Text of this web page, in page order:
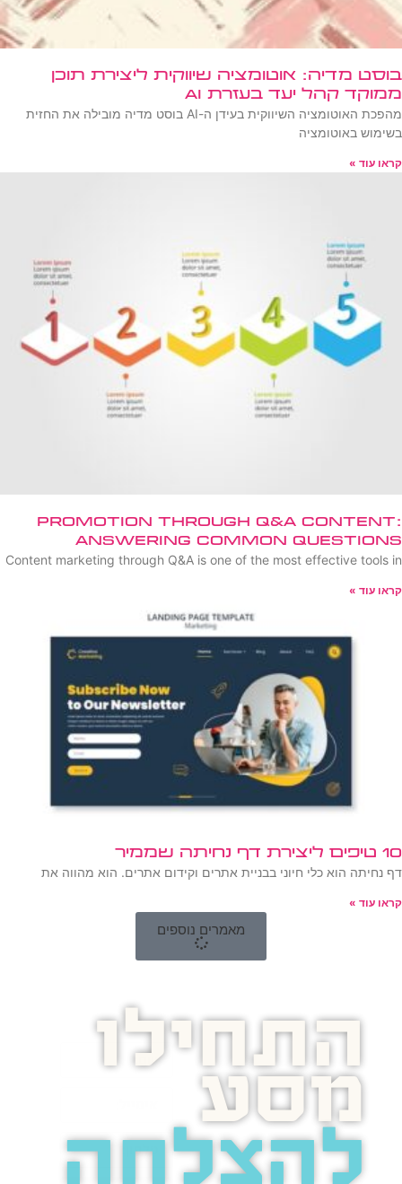
בוסט מדיה: אוטומציה שיווקית ליצירת תוכן
ממוקד קהל יעד בעזרת AI
מהפכת האוטומציה השיווקית בעידן ה-AI בוסט מדיה מובילה את החזית
בשימוש באוטומציה
קראו עוד »
Promotion Through Q&A Content:
Answering Common Questions
Content marketing through Q&A is one of the most effective tools in
קראו עוד »
10 טיפים ליצירת דף נחיתה שממיר
דף נחיתה הוא כלי חיוני בבניית אתרים וקידום אתרים. הוא מהווה את
קראו עוד »
מאמרים נוספים
התחילו
מסע
להצלחה